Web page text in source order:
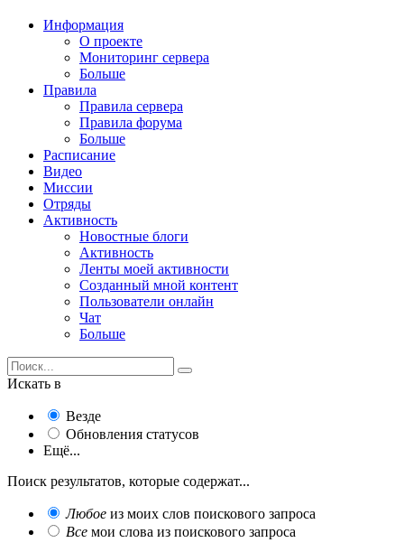
Информация
О проекте
Мониторинг сервера
Больше
Правила
Правила сервера
Правила форума
Больше
Расписание
Видео
Миссии
Отряды
Активность
Новостные блоги
Активность
Ленты моей активности
Созданный мной контент
Пользователи онлайн
Чат
Больше
Искать в
Везде
Обновления статусов
Ещё...
Поиск результатов, которые содержат...
Любое из моих слов поискового запроса
Все мои слова из поискового запроса